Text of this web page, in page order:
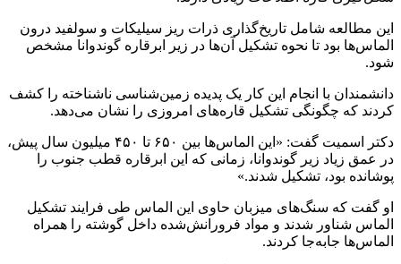
این مطالعه شامل تاریخ‌گذاری ذرات ریز سیلیکات و سولفید درون
الماس‌ها بود تا نحوه تشکیل آن‌ها در زیر ابرقاره گوندوانا مشخص
شود.
دانشمندان با انجام این کار یک پدیده زمین‌شناسی ناشناخته را کشف
کردند که چگونگی تشکیل قاره‌های امروزی را نشان می‌دهد.
دکتر اسمیت گفت: «این الماس‌ها بین ۶۵۰ تا ۴۵۰ میلیون سال پیش،
در عمق زیاد زیر گوندوانا، زمانی که این ابرقاره قطب جنوب را
پوشانده بود، تشکیل شدند.»
او گفت که سنگ‌های میزبان حاوی این الماس طی فرایند تشکیل
الماس شناور شدند و مواد فرورانش‌شده داخل گوشته را همراه
الماس‌ها جابه‌جا کردند.